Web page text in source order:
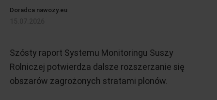
Doradca nawozy.eu
Szósty raport Systemu Monitoringu Suszy
Rolniczej potwierdza dalsze rozszerzanie się
obszarów zagrożonych stratami plonów.